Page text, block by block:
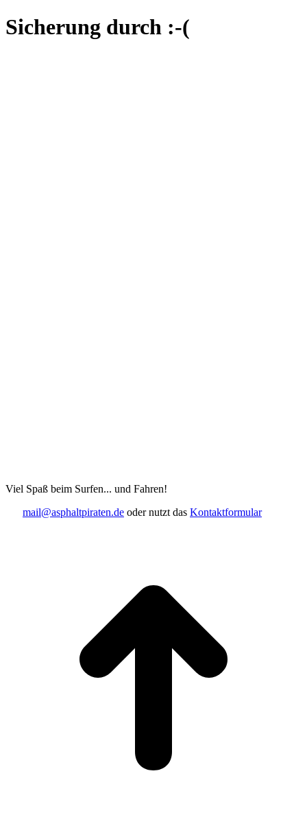
Sicherung durch :-(
Viel Spaß beim Surfen... und Fahren!
mail@asphaltpiraten.de oder nutzt das Kontaktformular